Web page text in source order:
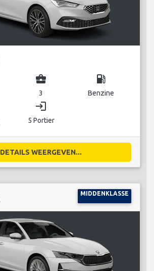
business_center
3
local_gas_station
Benzine
login
5 Portier
DETAILS WEERGEVEN...
MIDDENKLASSE